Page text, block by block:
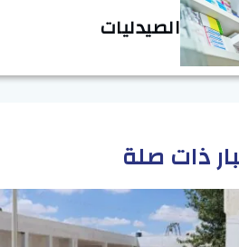
الصيدليات
ذات صلة